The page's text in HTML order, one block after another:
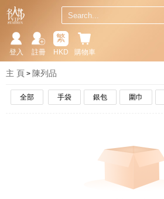
購物車
繁
HKD
註冊
登入
主 頁 陳列品
全部 手袋 銀包 圍巾